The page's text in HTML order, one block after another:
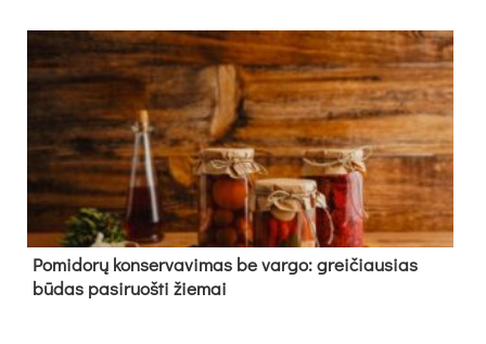
Pomidorų konservavimas be vargo: greičiausias
būdas pasiruošti žiemai